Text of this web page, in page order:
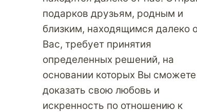
подарков друзьям, родным и
близким, находящимся далеко
Вас, требует принятия
определенных решений, на
основании которых Вы сможете
доказать свою любовь и
искренность по отношению к